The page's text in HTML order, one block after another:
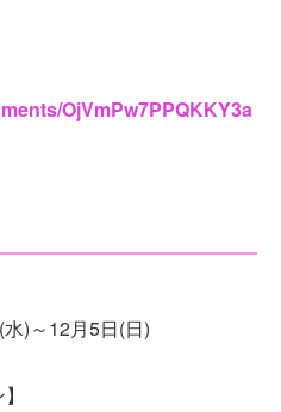
OjVmPw7PPQKKY3a
)～12月5日(日)